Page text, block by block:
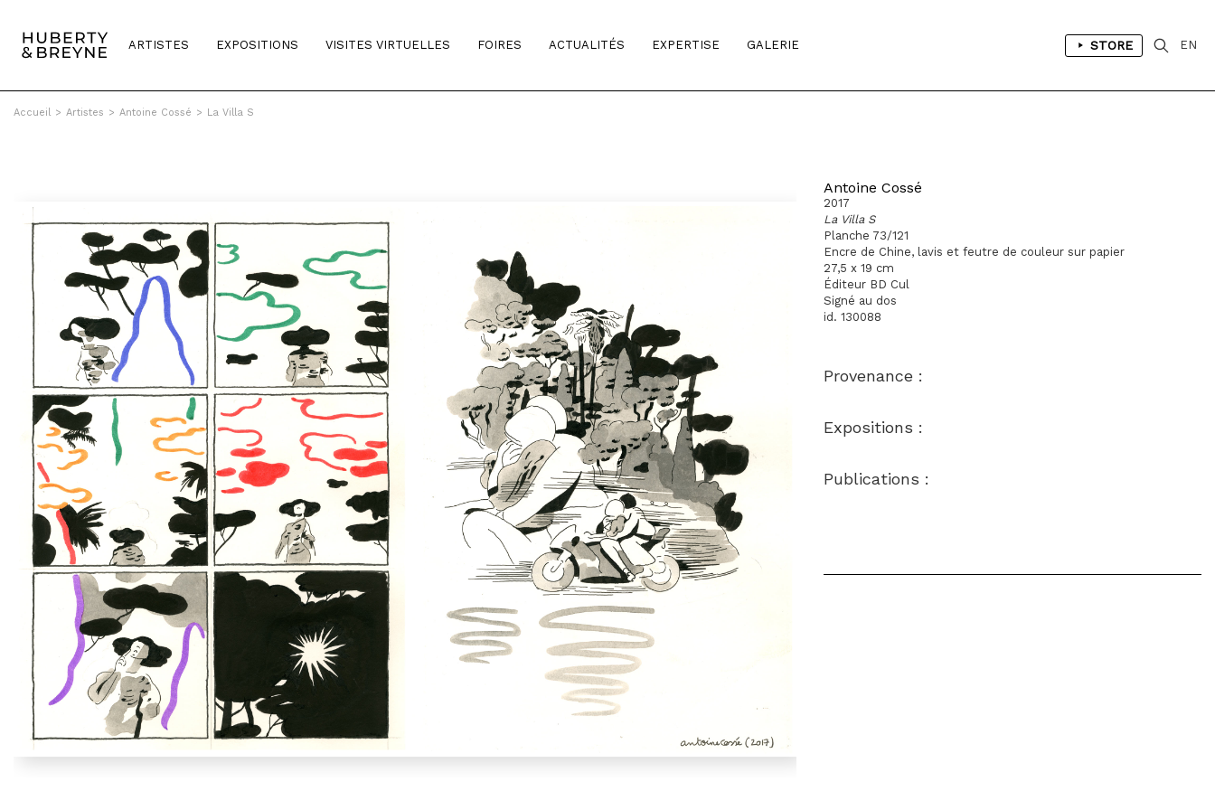
ARTISTES EXPOSITIONS VISITES VIRTUELLES FOIRES ACTUALITÉS EXPERTISE GALERIE STORE EN
Accueil > Artistes > Antoine Cossé > La Villa S
Antoine Cossé
2017
La Villa S
Planche 73/121
Encre de Chine, lavis et feutre de couleur sur papier
27,5 x 19 cm
Éditeur BD Cul
Signé au dos
id. 130088
Provenance :
Expositions :
Publications :